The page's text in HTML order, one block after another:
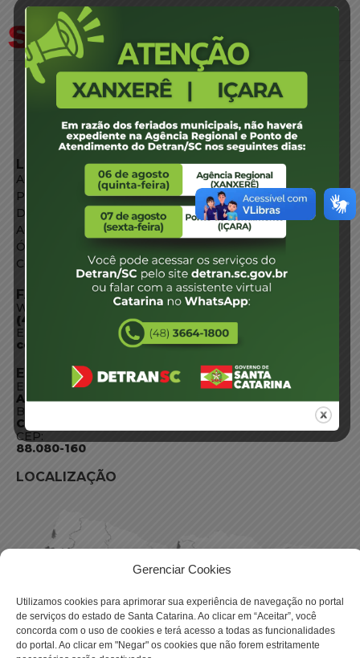
Gerenciar Cookies
Utilizamos cookies para aprimorar sua experiência de navegação no portal
de serviços do estado de Santa Catarina. Ao clicar em “Aceitar”, você
concorda com o uso de cookies e terá acesso a todas as funcionalidades
do portal. Ao clicar em "Negar" os cookies que não forem estritamente
LINKS EXTERNOS
Agência de Notícias
Portal de Serviços
Diário Oficial
Acesso à Informação
Órgãos do Governo
Conheça SC
FALE CONOSCO
WhatsApp:
(48) 3664-1800
E-mail:
centraldeinformacoes@detran.sc.gov.br
ENDEREÇO
Endereço:
Av. Almirante Tamandaré - 480
Bairro:
Coqueiros, Florianópolis SC
CEP:
88.080-160
LOCALIZAÇÃO